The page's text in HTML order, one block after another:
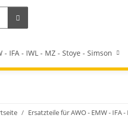
IFA - IWL - MZ - Stoye - Simson
Ersatzteile für AWO - EMW - IFA